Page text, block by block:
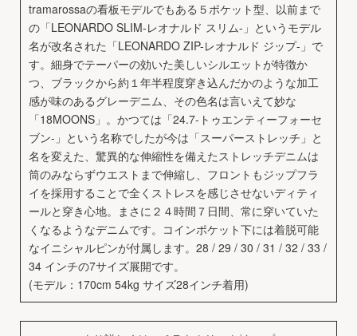
tramarossaの看板モデルでもある５ポケット型、以前まで
の「LEONARDO SLIM-レオナルド スリム-」というモデル
名が改名された「LEONARDO ZIP-レオナルド ジップ-」で
す。細身でテーパーの効いた美しいシルエットが特徴か
つ、ブラックから約１年半程度穿き込んだかのような加工
感が味のあるグレーデニム、その色名は言いえて妙な
「18MOONS」。かつては「24.7-トゥエンティーフォーセ
ブン-」という名称でしたが今は「スーパーストレッチ」と
名を変えた、驚異的な伸縮性を備えたストレッチデニムは
筒のみならずウエストまで伸縮し、フロントもジップフラ
イを採用することで全くストレスを感じさせないディティ
ールと穿き心地。まさに２４時間７日間、常に穿いていた
くなるようなデニムです。コインポケット下には着脱可能
なイニシャルピンが付属します。28 / 29 / 30 / 31 / 32 / 33 /
34 インチの7サイズ展開です。
(モデル：170cm 54kg サイズ28インチ着用)